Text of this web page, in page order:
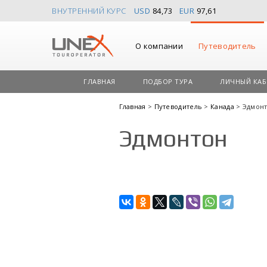
ВНУТРЕННИЙ КУРС USD 84,73 EUR 97,61
О компании Путеводитель
ГЛАВНАЯ ПОДБОР ТУРА ЛИЧНЫЙ
Главная > Путеводитель > Канада >
Эдмонтон